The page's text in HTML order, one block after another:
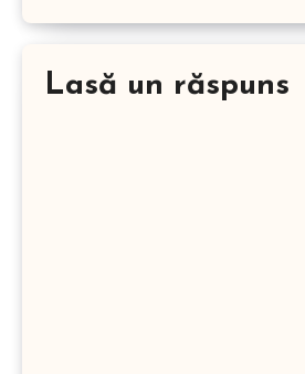
Lasă un răspuns